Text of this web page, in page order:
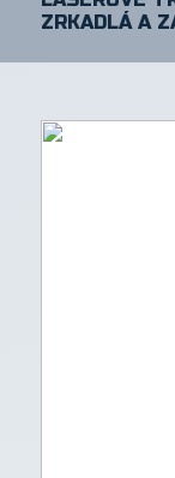
ZRKADLÁ A